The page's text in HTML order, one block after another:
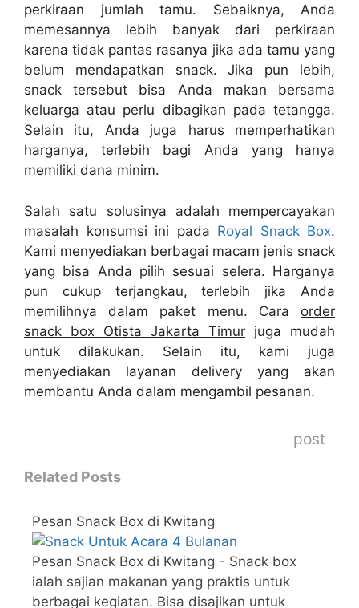
perkiraan jumlah tamu. Sebaiknya, Anda
memesannya lebih banyak dari perkiraan
karena tidak pantas rasanya jika ada tamu yang
belum mendapatkan snack. Jika pun lebih,
snack tersebut bisa Anda makan bersama
keluarga atau perlu dibagikan pada tetangga.
Selain itu, Anda juga harus memperhatikan
harganya, terlebih bagi Anda yang hanya
memiliki dana minim.
Salah satu solusinya adalah mempercayakan
masalah konsumsi ini pada Royal Snack Box.
Kami menyediakan berbagai macam jenis snack
yang bisa Anda pilih sesuai selera. Harganya
pun cukup terjangkau, terlebih jika Anda
memilihnya dalam paket menu. Cara order
snack box Otista Jakarta Timur juga mudah
untuk dilakukan. Selain itu, kami juga
menyediakan layanan delivery yang akan
membantu Anda dalam mengambil pesanan.
post
Related Posts
Pesan Snack Box di Kwitang
Pesan Snack Box di Kwitang - Snack box
ialah sajian makanan yang praktis untuk
berbagai kegiatan. Bisa disajikan untuk